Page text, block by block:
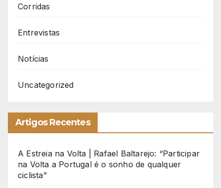
Corridas
Entrevistas
Notícias
Uncategorized
Artigos Recentes
A Estreia na Volta | Rafael Baltarejo: “Participar
na Volta a Portugal é o sonho de qualquer
ciclista”